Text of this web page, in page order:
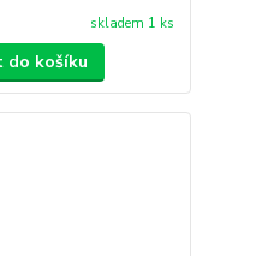
skladem 1 ks
do košíku